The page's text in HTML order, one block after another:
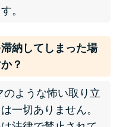
ックとは?判断の目
らない理由
お金を借りるに
断基準と工面法
。
納してしまった場
？
のような怖い取り立
一切ありません。